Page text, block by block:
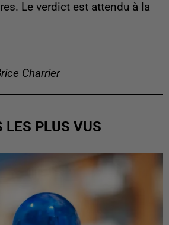
Le verdict est attendu à la
Charrier
LES PLUS VUS